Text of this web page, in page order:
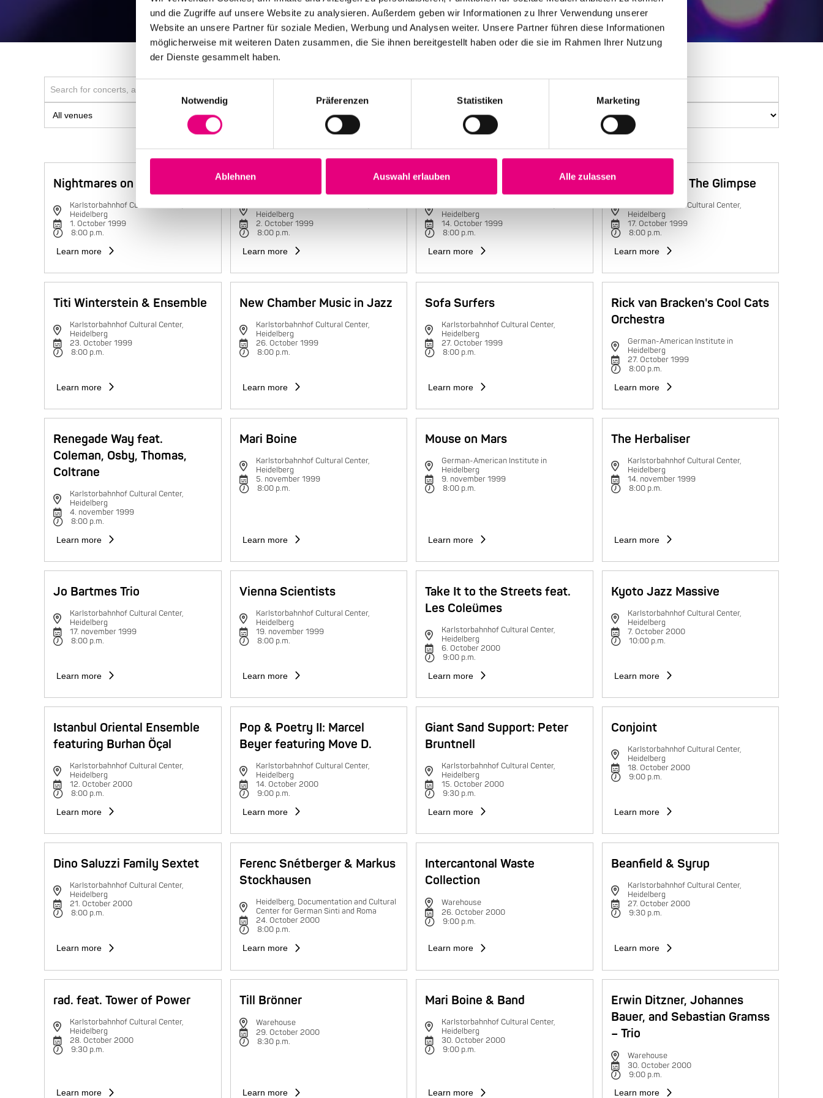
und die Zugriffe auf unsere Website zu analysieren. Außerdem geben wir Informationen zu Ihrer Verwendung unserer
Website an unsere Partner für soziale Medien, Werbung und Analysen weiter. Unsere Partner führen diese Informationen
möglicherweise mit weiteren Daten zusammen, die Sie ihnen bereitgestellt haben oder die sie im Rahmen Ihrer Nutzung
der Dienste gesammelt haben.
Notwendig
Präferenzen Statistiken Marketing
Ablehnen Auswahl erlauben Alle zulassen
Nightmares on Wax
Karlstorbahnhof Cultural Center,
Heidelberg
1. October 1999
8:00 p.m.
Learn more
Charlie Mariano Group
Heidelberg
2. October 1999
8:00 p.m.
Learn more
Maria João Trio
Heidelberg
14. October 1999
8:00 p.m.
Learn more
Trilok Gurtu & The Glimpse
Karlstorbahnhof Cultural Center,
Heidelberg
17. October 1999
8:00 p.m.
Learn more
Titi Winterstein & Ensemble
Karlstorbahnhof Cultural Center,
Heidelberg
23. October 1999
8:00 p.m.
Learn more
New Chamber Music in Jazz
Karlstorbahnhof Cultural Center,
Heidelberg
26. October 1999
8:00 p.m.
Learn more
Sofa Surfers
Karlstorbahnhof Cultural Center,
Heidelberg
27. October 1999
8:00 p.m.
Learn more
Rick van Bracken's Cool Cats
Orchestra
German-American Institute in
Heidelberg
27. October 1999
8:00 p.m.
Learn more
Renegade Way feat.
Coleman, Osby, Thomas,
Coltrane
Karlstorbahnhof Cultural Center,
Heidelberg
4. november 1999
8:00 p.m.
Learn more
Mari Boine
Karlstorbahnhof Cultural Center,
Heidelberg
5. november 1999
8:00 p.m.
Learn more
Mouse on Mars
German-American Institute in
Heidelberg
9. november 1999
8:00 p.m.
Learn more
The Herbaliser
Karlstorbahnhof Cultural Center,
Heidelberg
14. november 1999
8:00 p.m.
Learn more
Jo Bartmes Trio
Karlstorbahnhof Cultural Center,
Heidelberg
17. november 1999
8:00 p.m.
Learn more
Vienna Scientists
Karlstorbahnhof Cultural Center,
Heidelberg
19. november 1999
8:00 p.m.
Learn more
Take It to the Streets feat.
Les Coleümes
Karlstorbahnhof Cultural Center,
Heidelberg
6. October 2000
9:00 p.m.
Learn more
Kyoto Jazz Massive
Karlstorbahnhof Cultural Center,
Heidelberg
7. October 2000
10:00 p.m.
Learn more
Istanbul Oriental Ensemble
featuring Burhan Öçal
Karlstorbahnhof Cultural Center,
Heidelberg
12. October 2000
8:00 p.m.
Learn more
Pop & Poetry II: Marcel
Beyer featuring Move D.
Karlstorbahnhof Cultural Center,
Heidelberg
14. October 2000
9:00 p.m.
Learn more
Giant Sand Support: Peter
Bruntnell
Karlstorbahnhof Cultural Center,
Heidelberg
15. October 2000
9:30 p.m.
Learn more
Conjoint
Karlstorbahnhof Cultural Center,
Heidelberg
18. October 2000
9:00 p.m.
Learn more
Dino Saluzzi Family Sextet
Karlstorbahnhof Cultural Center,
Heidelberg
21. October 2000
8:00 p.m.
Learn more
Ferenc Snétberger & Markus
Stockhausen
Heidelberg, Documentation and Cultural
Center for German Sinti and Roma
24. October 2000
8:00 p.m.
Learn more
Intercantonal Waste
Collection
Warehouse
26. October 2000
9:00 p.m.
Learn more
Beanfield & Syrup
Karlstorbahnhof Cultural Center,
Heidelberg
27. October 2000
9:30 p.m.
Learn more
rad. feat. Tower of Power
Karlstorbahnhof Cultural Center,
Heidelberg
28. October 2000
9:30 p.m.
Learn more
Till Brönner
Warehouse
29. October 2000
8:30 p.m.
Learn more
Mari Boine & Band
Karlstorbahnhof Cultural Center,
Heidelberg
30. October 2000
9:00 p.m.
Learn more
Erwin Ditzner, Johannes
Bauer, and Sebastian Gramss
– Trio
Warehouse
30. October 2000
9:00 p.m.
Learn more